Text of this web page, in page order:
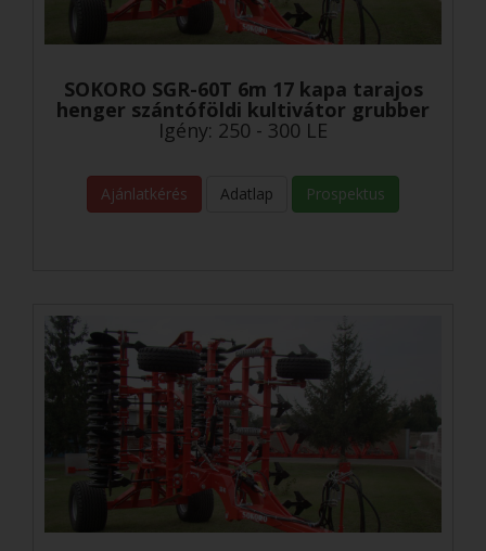
SOKORO SGR-60T 6m 17 kapa tarajos
henger szántóföldi kultivátor grubber
Igény: 250 - 300 LE
Ajánlatkérés Adatlap Prospektus